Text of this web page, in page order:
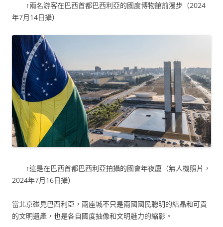
↑兩名游客在巴西首都巴西利亞的國度博物館前漫步（2024
年7月14日攝）
↑這是在巴西首都巴西利亞拍攝的國會年夜廈（無人機照片，
2024年7月16日攝）
當北京碰見巴西利亞，兩座城不只是兩國國民聰明的結晶和可貴
的文明遺產，也是各自國度抽像和文明魅力的縮影。